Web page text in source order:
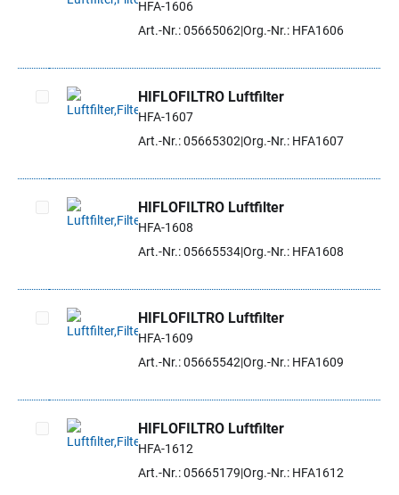
Artikel auswählen
HFA-1606
Art.-Nr.: 05665062 Org.-Nr.: HFA1606
Artikel auswählen
HIFLOFILTRO Luftfilter
HFA-1607
Art.-Nr.: 05665302 Org.-Nr.: HFA1607
Artikel auswählen
HIFLOFILTRO Luftfilter
HFA-1608
Art.-Nr.: 05665534Org.-Nr.: HFA1608
Artikel auswählen
HIFLOFILTRO Luftfilter
HFA-1609
Art.-Nr.: 05665542 Org.-Nr.: HFA1609
Artikel auswählen
HIFLOFILTRO Luftfilter
HFA-1612
Art.-Nr.: 05665179 Org.-Nr.: HFA1612